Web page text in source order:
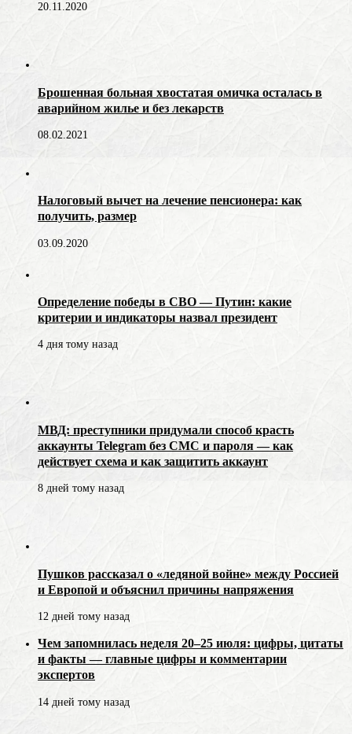
20.11.2020
Брошенная больная хвостатая омичка осталась в
аварийном жилье и без лекарств
08.02.2021
Налоговый вычет на лечение пенсионера: как
получить, размер
03.09.2020
Определение победы в СВО — Путин: какие
критерии и индикаторы назвал президент
4 дня тому назад
МВД: преступники придумали способ красть
аккаунты Telegram без СМС и пароля — как
действует схема и как защитить аккаунт
8 дней тому назад
Пушков рассказал о «ледяной войне» между Россией
и Европой и объяснил причины напряжения
12 дней тому назад
Чем запомнилась неделя 20–25 июля: цифры, цитаты
и факты — главные цифры и комментарии
экспертов
14 дней тому назад